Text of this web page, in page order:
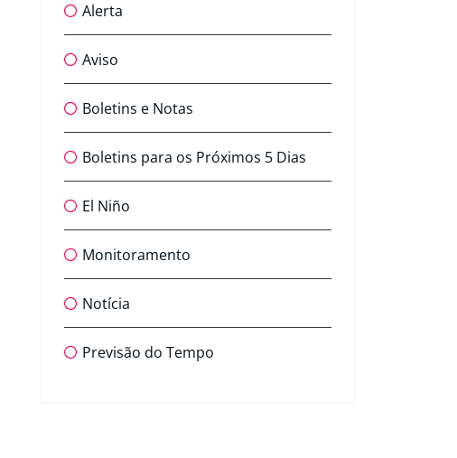
Alerta
Aviso
Boletins e Notas
Boletins para os Próximos 5 Dias
El Niño
Monitoramento
Notícia
Previsão do Tempo